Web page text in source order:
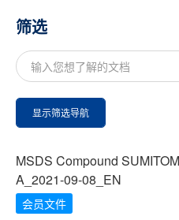
筛选
显示筛选导航
MSDS Compound
A_2021-09-08_EN
会员文件